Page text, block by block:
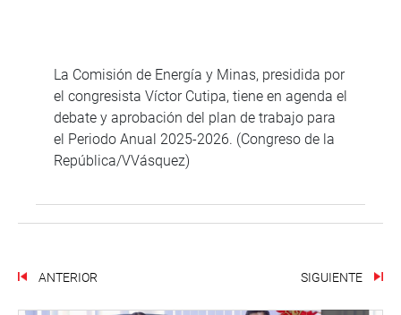
La Comisión de Energía y Minas, presidida por
el congresista Víctor Cutipa, tiene en agenda el
debate y aprobación del plan de trabajo para
el Periodo Anual 2025-2026. (Congreso de la
República/VVásquez)
ANTERIOR SIGUIENTE